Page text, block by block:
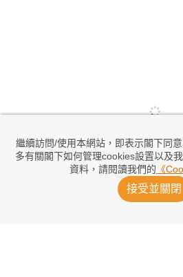
繼續訪問/使用本網站，即表示閣下同
多有關閣下如何管理cookies設置以及
資料，請閱讀我們的 《
接受並關閉